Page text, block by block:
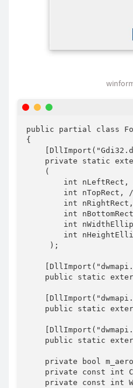
public partial class
{
private static
    (
int nLeftRect,
int nTopRect,
int
int
int
int
     );
public static
public static
public static
private bool
private const int
private const int